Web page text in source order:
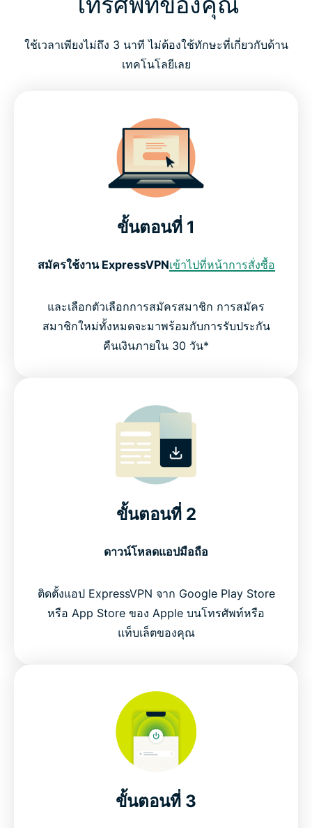
ใช้เวลาเพียงไม่ถึง 3 นาที ไม่ต้องใช้ทักษะที่เกี่ยวกับด้าน
เทคโนโลยีเลย
ขั้นตอนที่ 1
สมัครใช้งาน ExpressVPNเข้าไปที่หน้าการสั่งซื้อ
และเลือกตัวเลือกการสมัครสมาชิก การสมัคร
สมาชิกใหม่ทั้งหมดจะมาพร้อมกับการรับประกัน
คืนเงินภายใน 30 วัน*
ขั้นตอนที่ 2
ดาวน์โหลดแอปมือถือ
ติดตั้งแอป ExpressVPN จาก Google Play Store
หรือ App Store ของ Apple บนโทรศัพท์หรือ
แท็บเล็ตของคุณ
ขั้นตอนที่ 3